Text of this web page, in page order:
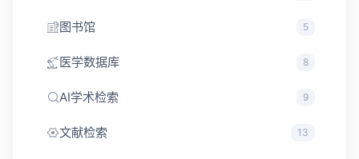
图书馆 5
医学数据库 8
AI学术检索 9
文献检索 13